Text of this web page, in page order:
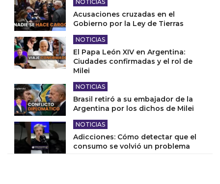
NOTICIAS
Acusaciones cruzadas en el
Gobierno por la Ley de Tierras
NOTICIAS
El Papa León XIV en Argentina:
Ciudades confirmadas y el rol de
Milei
NOTICIAS
Brasil retiró a su embajador de la
Argentina por los dichos de Milei
NOTICIAS
Adicciones: Cómo detectar que el
consumo se volvió un problema